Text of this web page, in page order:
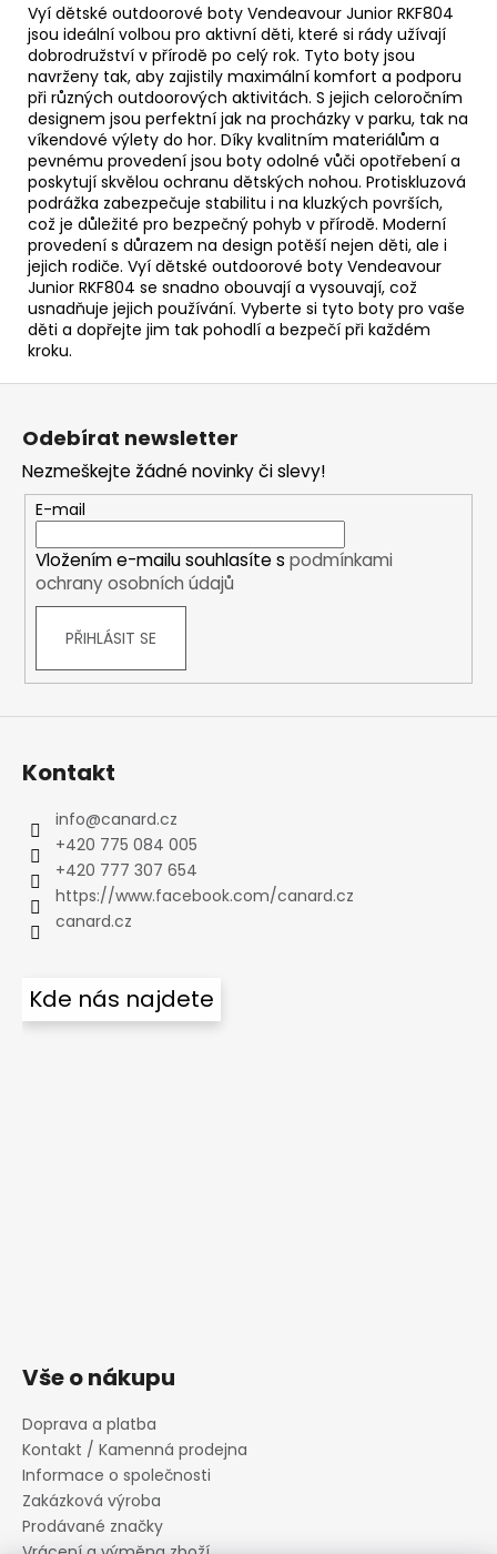
Vyí dětské outdoorové boty Vendeavour Junior RKF804
jsou ideální volbou pro aktivní děti, které si rády užívají
dobrodružství v přírodě po celý rok. Tyto boty jsou
navrženy tak, aby zajistily maximální komfort a podporu
při různých outdoorových aktivitách. S jejich celoročním
designem jsou perfektní jak na procházky v parku, tak na
víkendové výlety do hor. Díky kvalitním materiálům a
pevnému provedení jsou boty odolné vůči opotřebení a
poskytují skvělou ochranu dětských nohou. Protiskluzová
podrážka zabezpečuje stabilitu i na kluzkých površích,
což je důležité pro bezpečný pohyb v přírodě. Moderní
provedení s důrazem na design potěší nejen děti, ale i
jejich rodiče. Vyí dětské outdoorové boty Vendeavour
Junior RKF804 se snadno obouvají a vysouvají, což
usnadňuje jejich používání. Vyberte si tyto boty pro vaše
děti a dopřejte jim tak pohodlí a bezpečí při každém
kroku.
Z
Odebírat newsletter
Nezmeškejte žádné novinky či slevy!
E-mail
Vložením e-mailu souhlasíte s podmínkami
ochrany osobních údajů
PŘIHLÁSIT SE
Kontakt
info@canard.cz
+420 775 084 005
+420 777 307 654
https://www.facebook.com/canard.cz
canard.cz
Kde nás najdete
Vše o nákupu
Doprava a platba
Kontakt / Kamenná prodejna
Informace o společnosti
Zakázková výroba
Prodávané značky